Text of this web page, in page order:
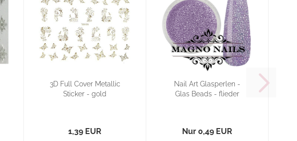
3D Full Cover Metallic
Sticker - gold
1,39 EUR
Nail Art Glasperlen -
Glas Beads - flieder
Nur 0,49 EUR